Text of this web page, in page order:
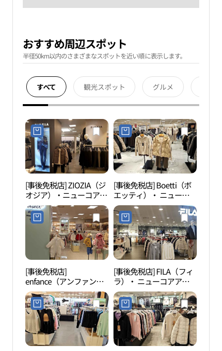
おすすめ周辺スポット
半径50km以内のさまざまなスポットを近い順に表示します。
すべて 観光スポット グルメ
[事後免税店] ZIOZIA（ジ
オジア）・ニューコアア
ウトレット・ピョンチョ
ン（坪村）店 (지오지아
뉴코아아울렛 평촌점)
[事後免税店] Boetti（ボ
エッティ）・ ニューコ
アアウトレットピョンチ
ョン（坪村）店(보에띠
뉴코아아울렛 평촌점)
[事後免税店]
enfance（アンファン
ス）・ ニューコアアウ
トレットピョンチョン
（坪村）店(앙팡스 뉴코
아아울렛 평촌점)
[事後免税店] FILA（フィ
ラ）・ ニューコアアウ
トレットピョンチョン
（坪村）店(휠라 뉴코아
아울렛 평촌점)